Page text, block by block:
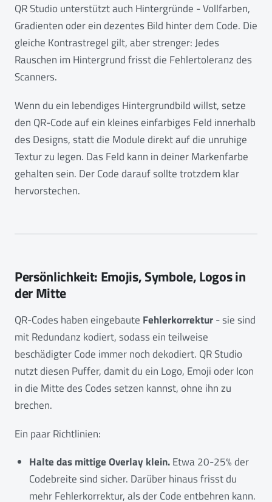
QR Studio unterstützt auch Hintergründe - Vollfarben,
Gradienten oder ein dezentes Bild hinter dem Code. Die
gleiche Kontrastregel gilt, aber strenger: Jedes
Rauschen im Hintergrund frisst die Fehlertoleranz des
Scanners.
Wenn du ein lebendiges Hintergrundbild willst, setze
den QR-Code auf ein kleines einfarbiges Feld innerhalb
des Designs, statt die Module direkt auf die unruhige
Textur zu legen. Das Feld kann in deiner Markenfarbe
gehalten sein. Der Code darauf sollte trotzdem klar
hervorstechen.
Persönlichkeit: Emojis, Symbole, Logos in
der Mitte
QR-Codes haben eingebaute Fehlerkorrektur- sie sind
mit Redundanz kodiert, sodass ein teilweise
beschädigter Code immer noch dekodiert. QR Studio
nutzt diesen Puffer, damit du ein Logo, Emoji oder Icon
in die Mitte des Codes setzen kannst, ohne ihn zu
brechen.
Ein paar Richtlinien:
Halte das mittige Overlay klein.Etwa 20-25% der
Codebreite sind sicher. Darüber hinaus frisst du
mehr Fehlerkorrektur, als der Code entbehren kann.